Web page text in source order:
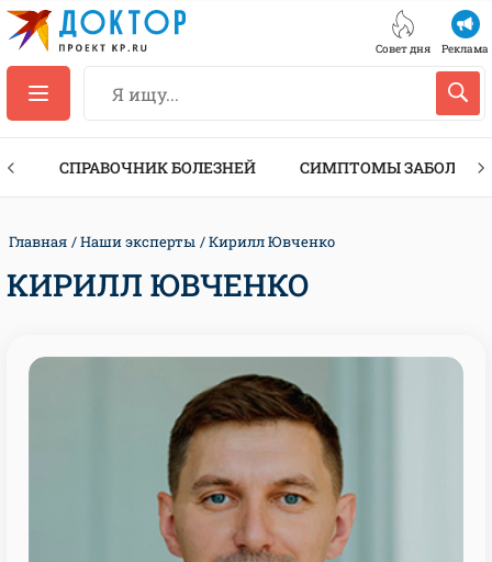
Совет дня Реклама
СПРАВОЧНИК БОЛЕЗНЕЙ СИМПТОМЫ
Главная Наши эксперты Кирилл Ювченко
КИРИЛЛ ЮВЧЕНКО